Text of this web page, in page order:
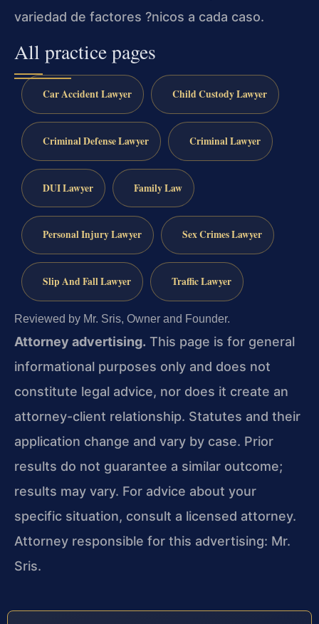
variedad de factores ?nicos a cada caso.
All practice pages
Car Accident Lawyer Child Custody Lawyer
Criminal Defense Lawyer Criminal Lawyer
DUI Lawyer Family Law
Personal Injury Lawyer Sex Crimes Lawyer
Slip And Fall Lawyer Traffic Lawyer
Reviewed by Mr. Sris, Owner and Founder.
Attorney advertising. This page is for general
informational purposes only and does not
constitute legal advice, nor does it create an
attorney-client relationship. Statutes and their
application change and vary by case. Prior
results do not guarantee a similar outcome;
results may vary. For advice about your
specific situation, consult a licensed attorney.
Attorney responsible for this advertising: Mr.
Sris.